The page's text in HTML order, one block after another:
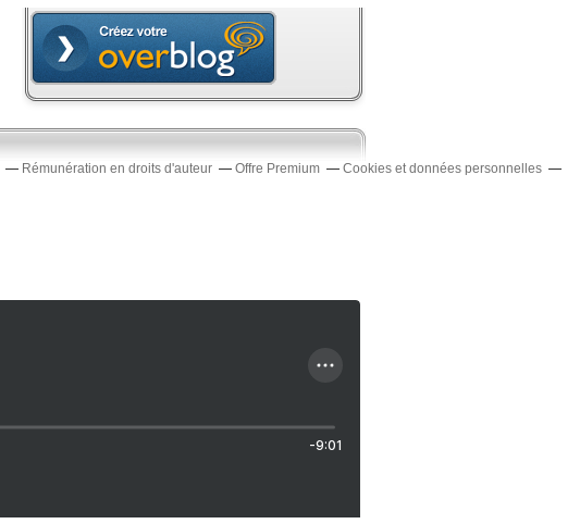
Rémunération en droits d'auteur Offre Premium
Cookies et données personnelles
-9:01